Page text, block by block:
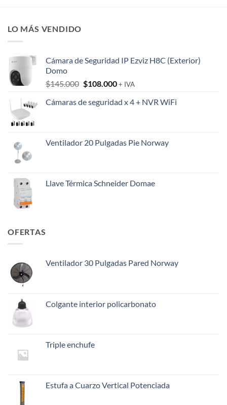
LO MÁS VENDIDO
Cámara de Seguridad IP Ezviz H8C (Exterior)
Domo
$145.000 El
original
$108.000El
actual
+ IVA
Cámaras de seguridad x 4 + NVR WiFi
Ventilador 20 Pulgadas Pie Norway
Llave Térmica Schneider Domae
OFERTAS
Ventilador 30 Pulgadas Pared Norway
Colgante interior policarbonato
Triple enchufe
Estufa a Cuarzo Vertical Potenciada